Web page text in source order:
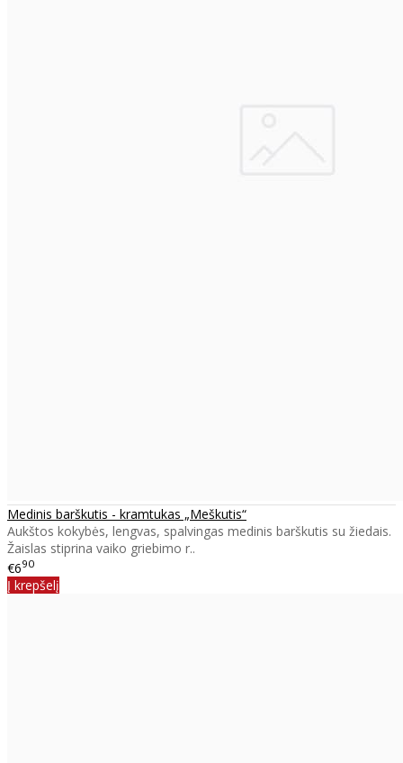
Medinis barškutis - kramtukas „Meškutis“
Aukštos kokybės, lengvas, spalvingas medinis barškutis su žiedais.
Žaislas stiprina vaiko griebimo r..
€690
Į krepšelį